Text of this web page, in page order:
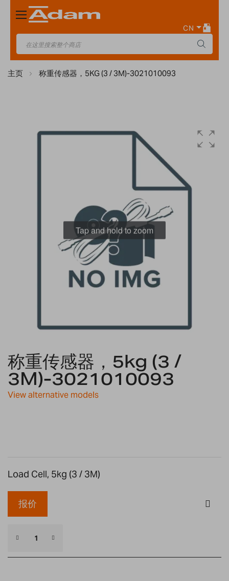
Toggle
Nav
CN
主页 称重传感器，5KG (3 / 3M)-3021010093
Tap and hold to zoom
to
the
beginning
of
the
称重传感器，5kg (3 /
3M)-3021010093
View alternative models
Load Cell, 5kg (3 / 3M)
报价